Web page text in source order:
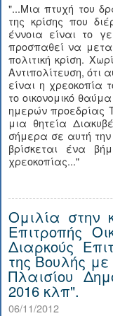
"...Μια πτυχή του
της κρίσης που
έννοια είναι το
προσπαθεί να
πολιτική κρίση.
Αντιπολίτευση, ότι
είναι η χρεοκοπία
το οικονομικό
ημερών προεδρίας
μια θητεία
σήμερα σε αυτή την
βρίσκεται ένα
χρεοκοπίας..."
Ομιλία στην
Επιτροπής
Διαρκούς
της Βουλής
Πλαισίου
2016 κλπ".
06/11/2012